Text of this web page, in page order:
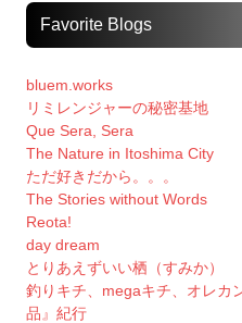
Favorite Blogs
bluem.works
リミレンジャーの秘密基地
Que Sera, Sera
The Nature in Itoshima City
ただ好きだから。。。
The Stories without Words
Reota!
day dream
とりあえずいい栖（すみか）
釣りキチ、megaキチ、オレカ
品』紀行